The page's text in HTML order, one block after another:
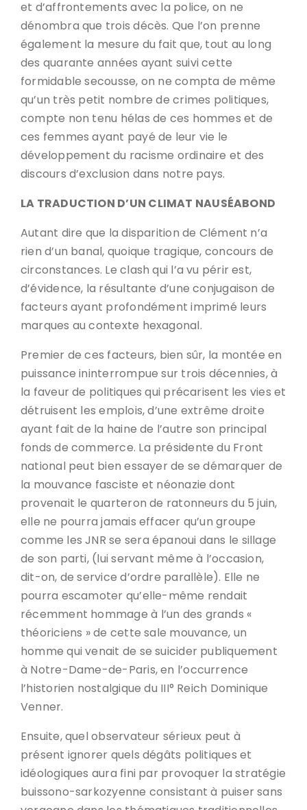
et d’affrontements avec la police, on ne
dénombra que trois décès. Que l’on prenne
également la mesure du fait que, tout au long
des quarante années ayant suivi cette
formidable secousse, on ne compta de même
qu’un très petit nombre de crimes politiques,
compte non tenu hélas de ces hommes et de
ces femmes ayant payé de leur vie le
développement du racisme ordinaire et des
discours d’exclusion dans notre pays.
LA TRADUCTION D’UN CLIMAT NAUSÉABOND
Autant dire que la disparition de Clément n’a
rien d’un banal, quoique tragique, concours de
circonstances. Le clash qui l’a vu périr est,
d’évidence, la résultante d’une conjugaison de
facteurs ayant profondément imprimé leurs
marques au contexte hexagonal.
Premier de ces facteurs, bien sûr, la montée en
puissance ininterrompue sur trois décennies, à
la faveur de politiques qui précarisent les vies et
détruisent les emplois, d’une extrême droite
ayant fait de la haine de l’autre son principal
fonds de commerce. La présidente du Front
national peut bien essayer de se démarquer de
la mouvance fasciste et néonazie dont
provenait le quarteron de ratonneurs du 5 juin,
elle ne pourra jamais effacer qu’un groupe
comme les JNR se sera épanoui dans le sillage
de son parti, (lui servant même à l’occasion,
dit-on, de service d’ordre parallèle). Elle ne
pourra escamoter qu’elle-même rendait
récemment hommage à l’un des grands «
théoriciens » de cette sale mouvance, un
homme qui venait de se suicider publiquement
à Notre-Dame-de-Paris, en l’occurrence
l’historien nostalgique du III° Reich Dominique
Venner.
Ensuite, quel observateur sérieux peut à
présent ignorer quels dégâts politiques et
idéologiques aura fini par provoquer la stratégie
buissono-sarkozyenne consistant à puiser sans